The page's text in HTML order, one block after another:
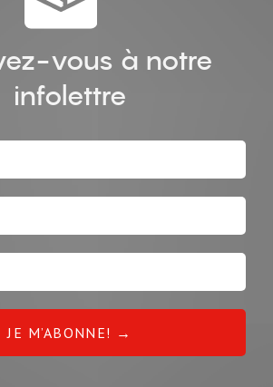
vous à notre
infolettre